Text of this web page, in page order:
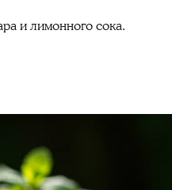
и лимонного сока.